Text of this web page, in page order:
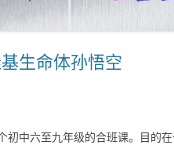
基生命体孙悟空
初中六至九年级的合班课。目的